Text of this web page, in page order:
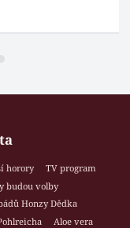
horory
TV program
budou volby
Honzy Dědka
Aloe vera